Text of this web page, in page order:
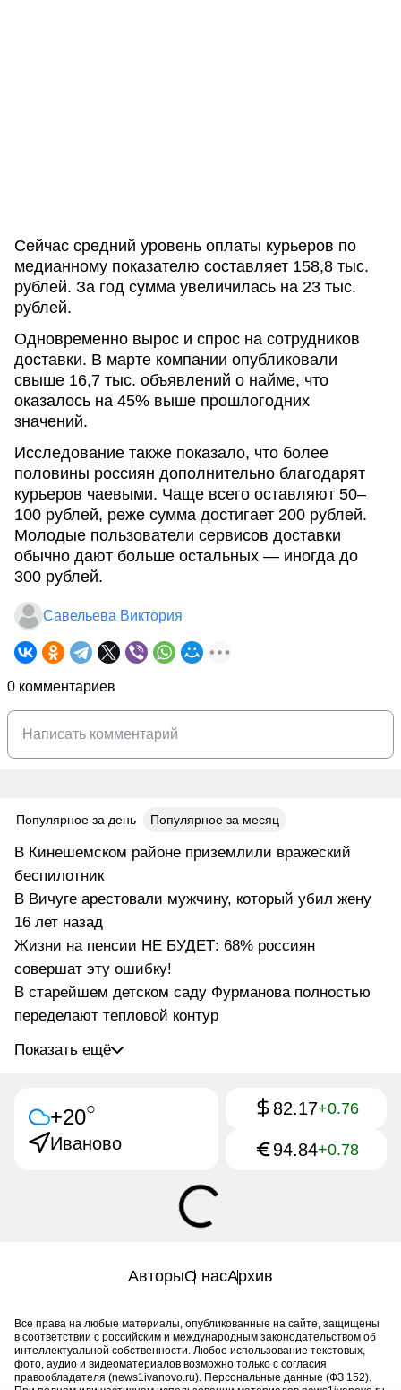
Сейчас средний уровень оплаты курьеров по
медианному показателю составляет 158,8 тыс.
рублей. За год сумма увеличилась на 23 тыс.
рублей.
Одновременно вырос и спрос на сотрудников
доставки. В марте компании опубликовали
свыше 16,7 тыс. объявлений о найме, что
оказалось на 45% выше прошлогодних
значений.
Исследование также показало, что более
половины россиян дополнительно благодарят
курьеров чаевыми. Чаще всего оставляют 50–
100 рублей, реже сумма достигает 200 рублей.
Молодые пользователи сервисов доставки
обычно дают больше остальных — иногда до
300 рублей.
Савельева Виктория
0 комментариев
Популярное за день Популярное за месяц
В Кинешемском районе приземлили вражеский
беспилотник
В Вичуге арестовали мужчину, который убил жену
16 лет назад
Жизни на пенсии НЕ БУДЕТ: 68% россиян
совершат эту ошибку!
В старейшем детском саду Фурманова полностью
переделают тепловой контур
Показать ещё
+20○
Иваново
82.17+0.76
94.84+0.78
АвторыО насАрхив
Все права на любые материалы, опубликованные на сайте, защищены
в соответствии с российским и международным законодательством об
интеллектуальной собственности. Любое использование текстовых,
фото, аудио и видеоматериалов возможно только с согласия
правообладателя (news1ivanovo.ru). Персональные данные (ФЗ 152).